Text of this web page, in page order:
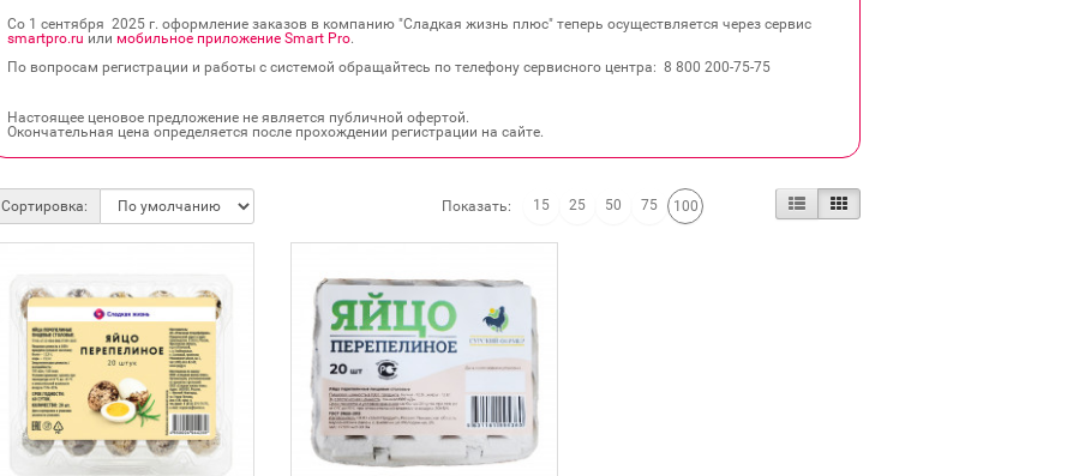
Со 1 сентября 2025 г. оформление заказов в компанию "Сладкая жизнь плюс" теперь осуществляется через сервис
smartpro.ru или мобильное приложение Smart Pro.
По вопросам регистрации и работы с системой обращайтесь по телефону сервисного центра: 8 800 200‐75‐75
Настоящее ценовое предложение не является публичной офертой.
Окончательная цена определяется после прохождении регистрации на сайте.
Сортировка: Показать: 15 25 50 75 100